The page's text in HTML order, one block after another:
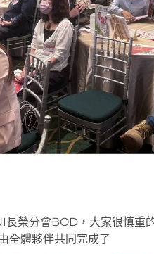
長榮分會BOD，大家很慎重
全體夥伴共同完成了